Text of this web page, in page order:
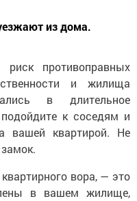
из дома.
риск противоправных
и жилища
в длительное
подойдите к соседям и
вашей квартирой. Не
вора, — это
в вашем жилище,